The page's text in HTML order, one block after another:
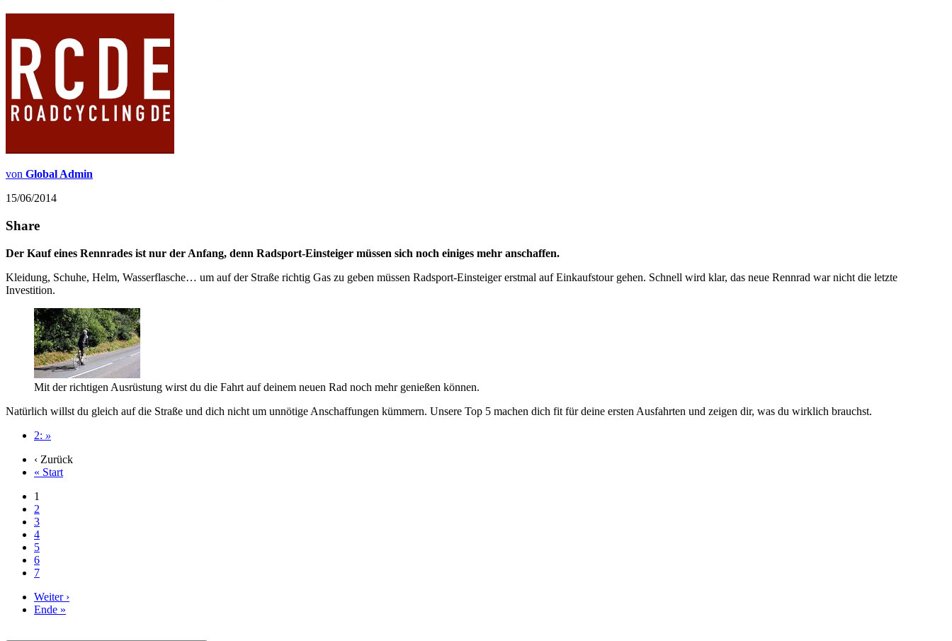
von Global Admin
15/06/2014
Share
Der Kauf eines Rennrades ist nur der Anfang, denn Radsport-Einsteiger müssen sich noch einiges mehr anschaffen.
Kleidung, Schuhe, Helm, Wasserflasche… um auf der Straße richtig Gas zu geben müssen Radsport-Einsteiger erstmal auf Einkaufstour gehen. Schnell wird klar, das neue Rennrad war nicht die letzte
Investition.
Mit der richtigen Ausrüstung wirst du die Fahrt auf deinem neuen Rad noch mehr genießen können.
Natürlich willst du gleich auf die Straße und dich nicht um unnötige Anschaffungen kümmern. Unsere Top 5 machen dich fit für deine ersten Ausfahrten und zeigen dir, was du wirklich brauchst.
2: »
‹ Zurück
« Start
1
2
3
4
5
6
7
Weiter ›
Ende »